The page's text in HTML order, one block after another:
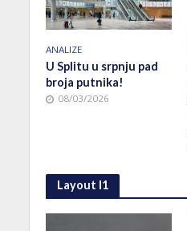
ANALIZE
U Splitu u srpnju pad
broja putnika!
08/03/2026
Layout I1